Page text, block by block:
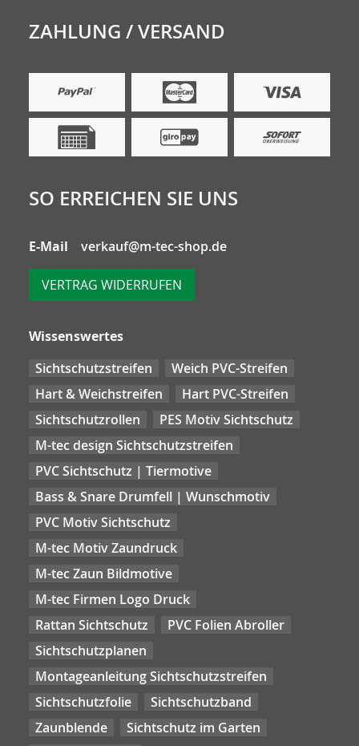
ZAHLUNG / VERSAND
SO ERREICHEN SIE UNS
E-Mail verkauf@m-tec-shop.de
VERTRAG WIDERRUFEN
Wissenswertes
Sichtschutzstreifen
Weich PVC-Streifen
Hart & Weichstreifen
Hart PVC-Streifen
Sichtschutzrollen
PES Motiv Sichtschutz
M-tec design Sichtschutzstreifen
PVC Sichtschutz | Tiermotive
Bass & Snare Drumfell | Wunschmotiv
PVC Motiv Sichtschutz
M-tec Motiv Zaundruck
M-tec Zaun Bildmotive
M-tec Firmen Logo Druck
Rattan Sichtschutz
PVC Folien Abroller
Sichtschutzplanen
Montageanleitung Sichtschutzstreifen
Sichtschutzfolie
Sichtschutzband
Zaunblende
Sichtschutz im Garten